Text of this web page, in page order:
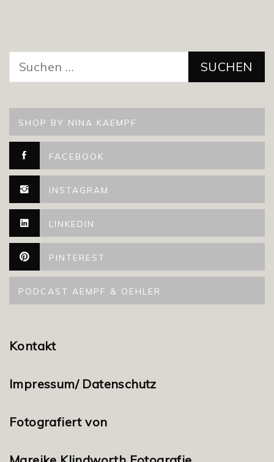
nach:
SHOP BY NINA KAEMPF
FACEBOOK
INSTAGRAM
LINKEDIN
PINTEREST
PODCAST AEMPF & OEHLER
Kontakt
Impressum/ Datenschutz
Fotografiert von